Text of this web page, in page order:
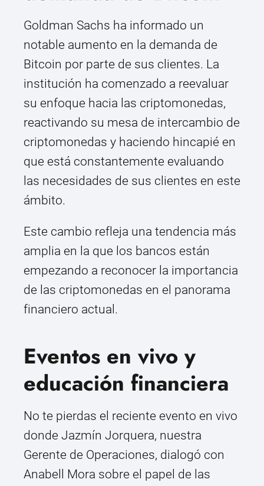
Goldman Sachs ha informado un
notable aumento en la demanda de
Bitcoin por parte de sus clientes. La
institución ha comenzado a reevaluar
su enfoque hacia las criptomonedas,
reactivando su mesa de intercambio de
criptomonedas y haciendo hincapié en
que está constantemente evaluando
las necesidades de sus clientes en este
ámbito.
Este cambio refleja una tendencia más
amplia en la que los bancos están
empezando a reconocer la importancia
de las criptomonedas en el panorama
financiero actual.
Eventos en vivo y
educación financiera
No te pierdas el reciente evento en vivo
donde Jazmín Jorquera, nuestra
Gerente de Operaciones, dialogó con
Anabell Mora sobre el papel de las